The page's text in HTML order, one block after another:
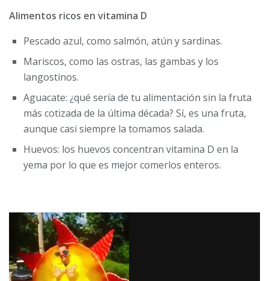
Alimentos ricos en vitamina D
Pescado azul, como salmón, atún y sardinas.
Mariscos, como las ostras, las gambas y los
langostinos.
Aguacate: ¿qué sería de tu alimentación sin la fruta
más cotizada de la última década? Sí, es una fruta,
aunque casi siempre la tomamos salada.
Huevos: los huevos concentran vitamina D en la
yema por lo que es mejor comerlos enteros.